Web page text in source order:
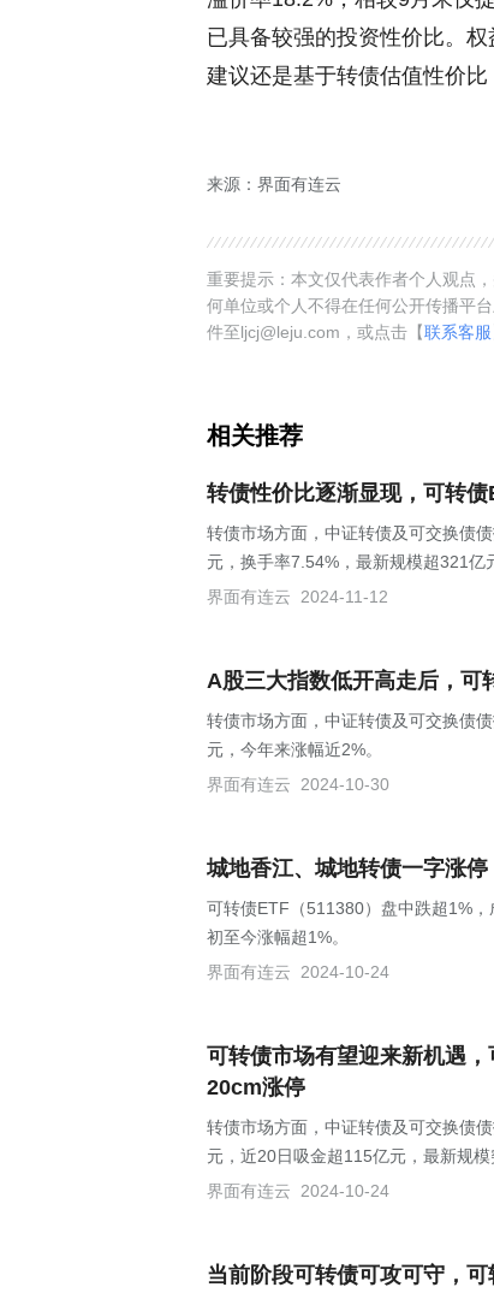
已具备较强的投资性价比。
建议还是基于转债估值性价比
来源：界面有连云
重要提示：本文仅代表作者个人观点
何单位或个人不得在任何公开传播平
件至ljcj@leju.com，或点击【联系客服
相关推荐
转债性价比逐渐显现，可转
转债市场方面，中证转债及可交换债
元，换手率7.54%，最新规模超321亿
界面有连云
2024-11-12
A股三大指数低开高走后，可
转债市场方面，中证转债及可交换债
元，今年来涨幅近2%。
界面有连云
2024-10-30
城地香江、城地转债一字涨
可转债ETF（511380）盘中跌超1%
初至今涨幅超1%。
界面有连云
2024-10-24
可转债市场有望迎来新机遇
20cm涨停
转债市场方面，中证转债及可交换债
元，近20日吸金超115亿元，最新规模
界面有连云
2024-10-24
当前阶段可转债可攻可守，